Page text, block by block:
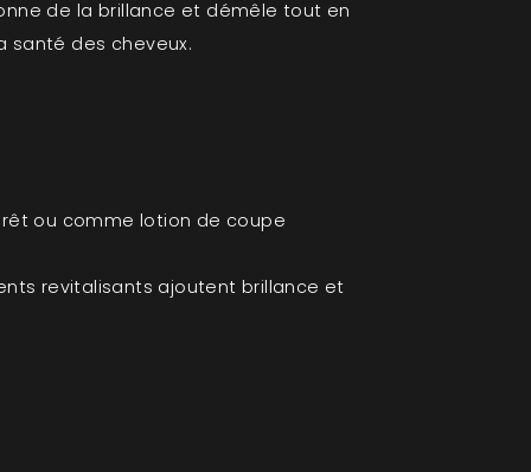
de la brillance et démêle tout en
des cheveux.
ou comme lotion de coupe
revitalisants ajoutent brillance et